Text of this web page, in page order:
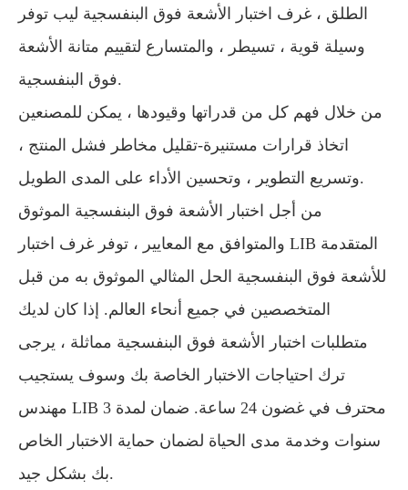
الطلق ، غرف اختبار الأشعة فوق البنفسجية ليب توفر
وسيلة قوية ، تسيطر ، والمتسارع لتقييم متانة الأشعة
فوق البنفسجية.
من خلال فهم كل من قدراتها وقيودها ، يمكن للمصنعين
اتخاذ قرارات مستنيرة-تقليل مخاطر فشل المنتج ،
وتسريع التطوير ، وتحسين الأداء على المدى الطويل.
من أجل اختبار الأشعة فوق البنفسجية الموثوق
والمتوافق مع المعايير ، توفر غرف اختبار LIB المتقدمة
للأشعة فوق البنفسجية الحل المثالي الموثوق به من قبل
المتخصصين في جميع أنحاء العالم. إذا كان لديك
متطلبات اختبار الأشعة فوق البنفسجية مماثلة ، يرجى
ترك احتياجات الاختبار الخاصة بك وسوف يستجيب
مهندس LIB محترف في غضون 24 ساعة. ضمان لمدة 3
سنوات وخدمة مدى الحياة لضمان حماية الاختبار الخاص
بك بشكل جيد.